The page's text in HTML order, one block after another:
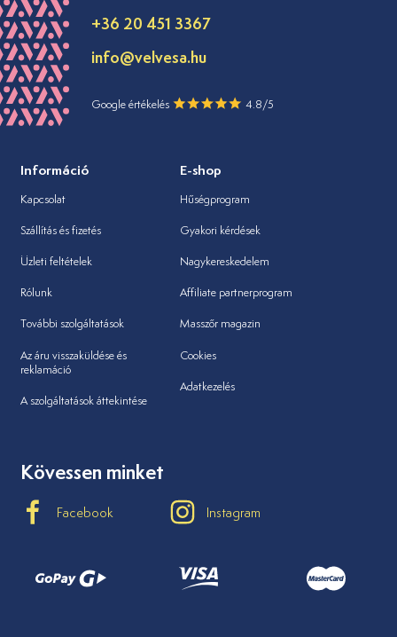
+36 20 451 3367
info@velvesa.hu
Google értékelés 4.8/5
Információ
Kapcsolat
Szállítás és fizetés
Üzleti feltételek
Rólunk
További szolgáltatások
Az áru visszaküldése és
reklamáció
A szolgáltatások áttekintése
E-shop
Hűségprogram
Gyakori kérdések
Nagykereskedelem
Affiliate partnerprogram
Masszőr magazin
Cookies
Adatkezelés
Kövessen minket
Facebook Instagram